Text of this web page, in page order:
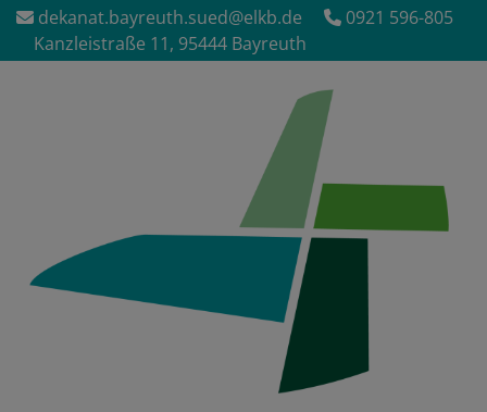
Direkt
zum
Inhalt
dekanat.bayreuth.sued@elkb.de
0921 596-805
Kanzleistraße 11, 95444 Bayreuth